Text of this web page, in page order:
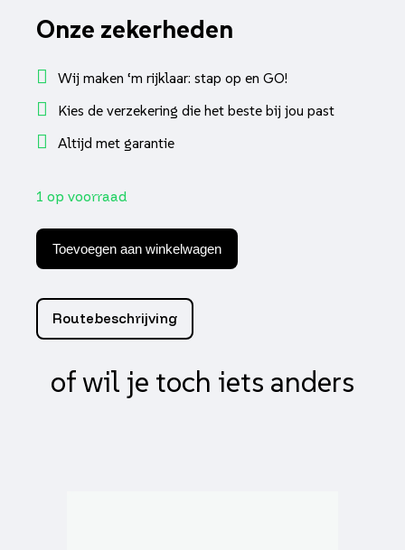
Onze zekerheden
Wij maken ‘m rijklaar: stap op en GO!
Kies de verzekering die het beste bij jou past
Altijd met garantie
1 op voorraad
euro-
2/4/5
links
piaggio,
zip
va2009,
zip2000sp,
zip2006
Toevoegen aan winkelwagen
Routebeschrijving
of wil je toch iets anders